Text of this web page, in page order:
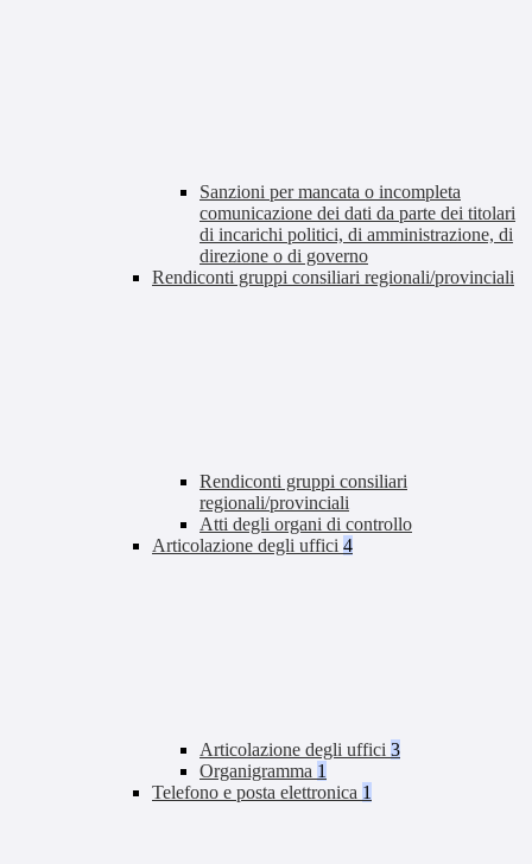
Sanzioni per mancata o incompleta
comunicazione dei dati da parte dei titolari
di incarichi politici, di amministrazione, di
direzione o di governo
Rendiconti gruppi consiliari regionali/provinciali
Rendiconti gruppi consiliari
regionali/provinciali
Atti degli organi di controllo
Articolazione degli uffici 4
Articolazione degli uffici 3
Organigramma 1
Telefono e posta elettronica 1